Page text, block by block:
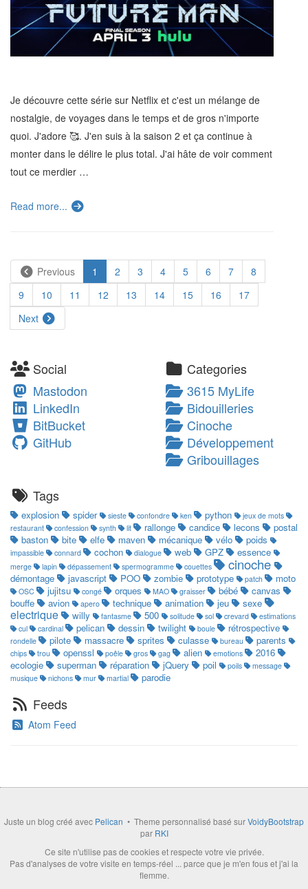
Je découvre cette série sur Netflix et c'est un mélange de
nostalgie, de voyages dans le temps et de gros n'importe
quoi. J'adore 🥰. J'en suis à la saison 2 et ça continue à
monter dans le délire le plus total. J'ai hâte de voir comment
tout ce merdier …
Read more...
Previous 1 2 3 4 5 6 7
8
9
10 11 12 13 14 15 16
17
Next
Social
Mastodon
LinkedIn
BitBucket
GitHub
Categories
3615 MyLife
Bidouilleries
Cinoche
Développement
Gribouillages
Tags
explosion spider sieste confondre ken python
jeux de mots
restaurant
confession synth lit rallonge candice lecons
postal
baston
bite elfe maven mécanique vélo poids
impassible connard cochon dialogue web GPZ essence
merge lapin dépassement spermogramme couettes cinoche
démontage javascript POO zombie prototype patch moto
OSC jujitsu congé orques MAO graisser bébé
canvas
bouffe
avion apero technique animation jeu sexe
electrique willy fantasme 500 solitude sol crevard
estimations
cul
cardinal pelican dessin twilight boule rétrospective
rondelle pilote massacre sprites culasse bureau parents
chips trou openssl poêle gros gag alien emotions
2016
ecologie
superman réparation jQuery poil poils
message
musique
nichons mur martial parodie
Feeds
Atom Feed
Juste un blog créé avec Pelican • Theme personnalisé basé surVoidyBootstrap
par RKI
Ce site n'utilise pas de cookies et respecte votre vie privée.
Pas d'analyses de votre visite en temps-réel ... parce que je m'en fous et j'ai la
flemme.